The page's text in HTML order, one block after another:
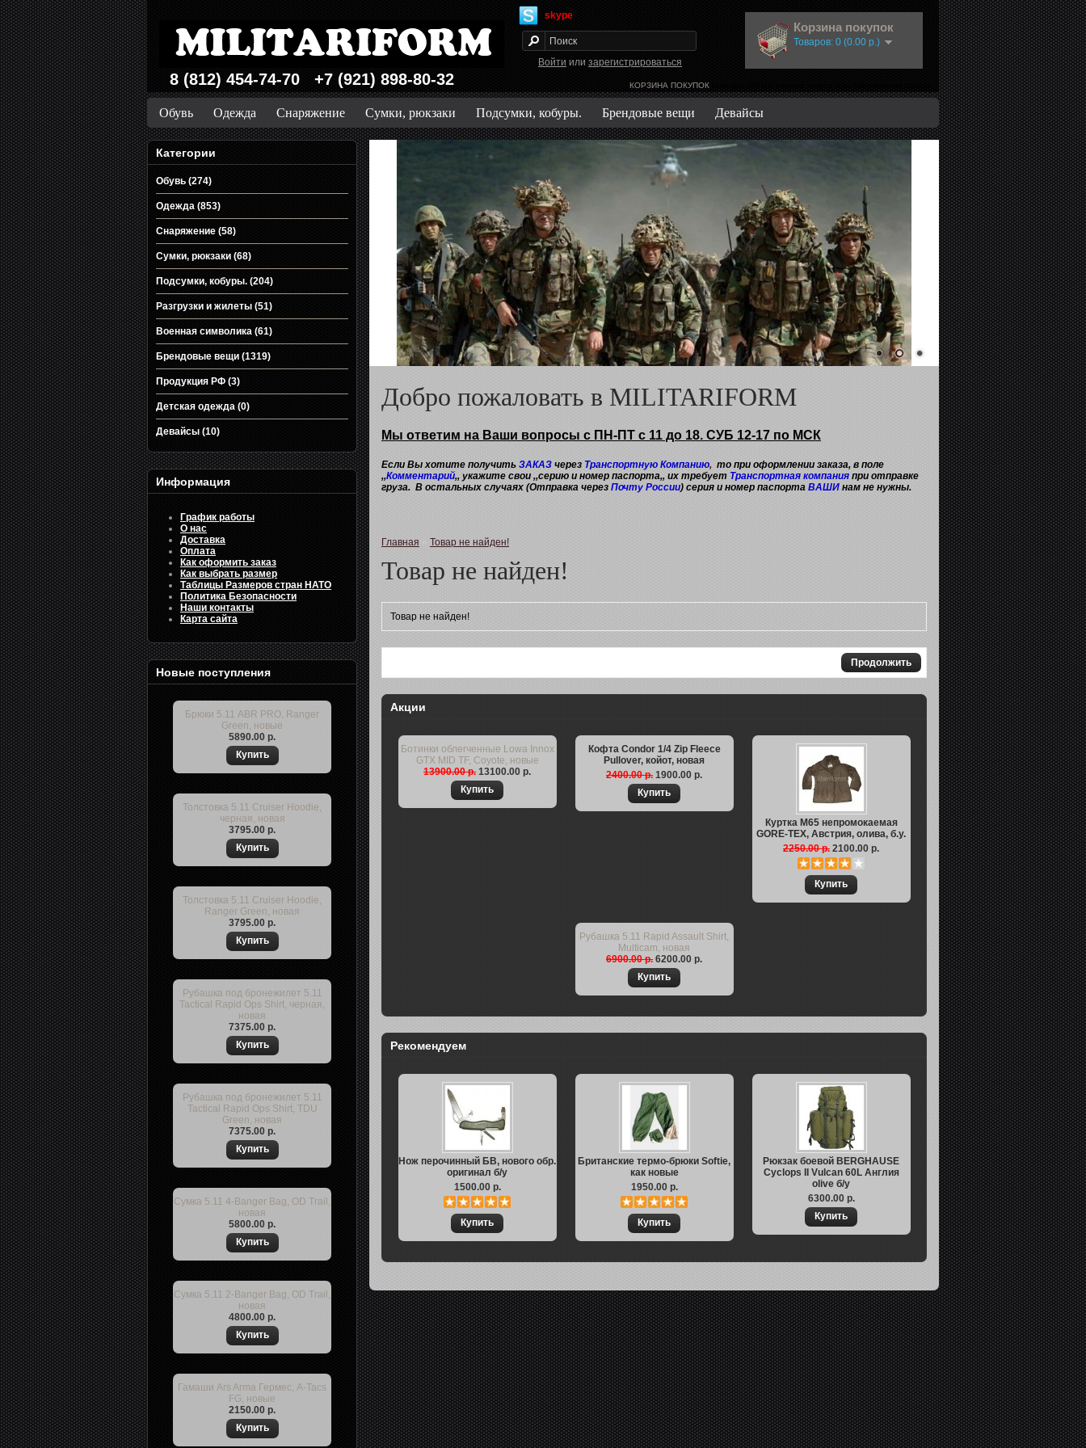
8 (812) 454-74-70 +7 (921) 898-80-32
skype
Корзина покупок
Товаров: 0 (0.00 р.)
Войти или зарегистрироваться
КОРЗИНА ПОКУПОК
Обувь Одежда Снаряжение Сумки, рюкзаки Подсумки, кобуры. Брендовые вещи Девайсы
Категории
Обувь (274)
Одежда (853)
Снаряжение (58)
Сумки, рюкзаки (68)
Подсумки, кобуры. (204)
Разгрузки и жилеты (51)
Военная символика (61)
Брендовые вещи (1319)
Продукция РФ (3)
Детская одежда (0)
Девайсы (10)
Информация
График работы
О нас
Доставка
Оплата
Как оформить заказ
Как выбрать размер
Таблицы Размеров стран НАТО
Политика Безопасности
Наши контакты
Карта сайта
Новые поступления
Брюки 5.11 ABR PRO, Ranger
Green, новые
5890.00 р.
Толстовка 5.11 Cruiser Hoodie,
черная, новая
3795.00 р.
Толстовка 5.11 Cruiser Hoodie,
Ranger Green, новая
3795.00 р.
Рубашка под бронежилет 5.11
Tactical Rapid Ops Shirt, черная,
новая
7375.00 р.
Рубашка под бронежилет 5.11
Tactical Rapid Ops Shirt, TDU
Green, новая
7375.00 р.
Сумка 5.11 4-Banger Bag, OD Trail,
новая
5800.00 р.
Сумка 5.11 2-Banger Bag, OD Trail,
новая
4800.00 р.
Гамаши Ars Arma Гермес, A-Tacs
FG, новые
2150.00 р.
Добро пожаловать в MILITARIFORM
Мы ответим на Ваши вопросы с ПН-ПТ с 11 до 18. СУБ 12-17 по МСК
Если Вы хотите получить ЗАКАЗ через Транспортную Компанию, то при оформлении заказа, в поле
,,Комментарий,, укажите свои ,,серию и номер паспорта,, их требует Транспортная компания при отправке
груза. В остальных случаях (Отправка через Почту России) серия и номер паспорта ВАШИ нам не нужны.
Главная Товар не найден!
Товар не найден!
Товар не найден!
Продолжить
Акции
Ботинки облегченные Lowa Innox
GTX MID TF, Coyote, новые
13900.00 р. 13100.00 р.
Кофта Condor 1/4 Zip Fleece
Pullover, койот, новая
2400.00 р. 1900.00 р.
Куртка M65 непромокаемая
GORE-TEX, Австрия, олива, б.у.
2250.00 р. 2100.00 р.
Рубашка 5.11 Rapid Assault Shirt,
Multicam, новая
6900.00 р. 6200.00 р.
Рекомендуем
Нож перочинный БВ, нового обр.
оригинал б/у
1500.00 р.
Британские термо-брюки Softie,
как новые
1950.00 р.
Рюкзак боевой BERGHAUSE
Cyclops II Vulcan 60L Англия
olive б/у
6300.00 р.